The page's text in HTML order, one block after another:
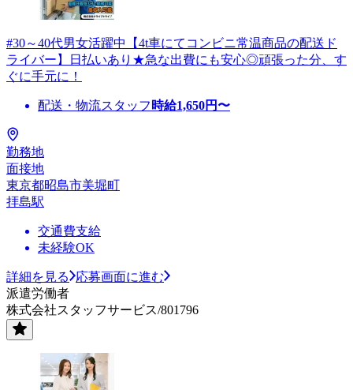
#30～40代男女活躍中【4t車にてコンビニ常温商品の配送ド
ライバー】日払いあり★急な出費にも安心◎頑張った分、す
ぐに手元に！
配送・物流スタッフ 時給1,650円〜
勤務地
面接地
東京都昭島市美堀町
拝島駅
交通費支給
未経験OK
詳細を見る
応募画面に進む
派遣労働者
株式会社スタッフサービス/801796